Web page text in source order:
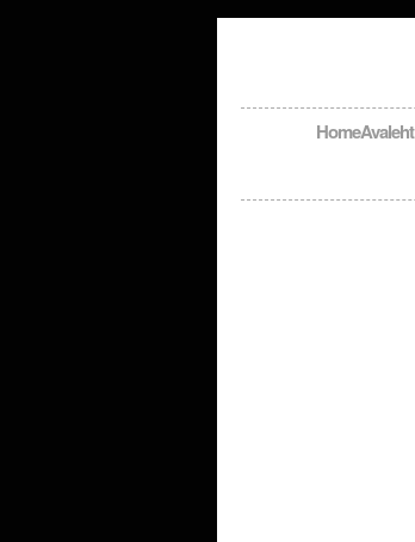
HomeAvaleht